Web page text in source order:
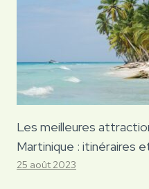
Les meilleures
Martinique : itinéraires
25 août 2023